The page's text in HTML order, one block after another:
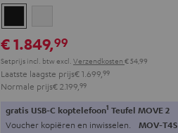
€ 1.849,99
Setprijs incl. btwexcl. Verzendkosten € 54,99
Laatste laagste prijs€ 1.699, 99
Normale prijs€ 2.199, 99
gratis USB-C koptelefoon1 Teufel MOVE 2
Voucher kopiëren en inwisselen. MOV-T4S